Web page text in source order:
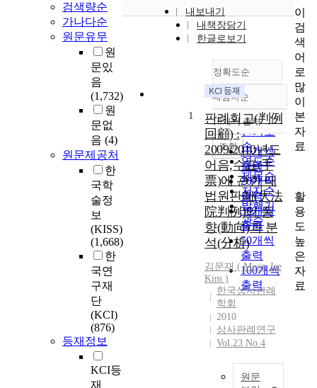
검색량순
가나다순
원문유무
원
문있
음
(1,732)
원
문없
음 (4)
원문제공처
한
국학
술정
보
(KISS)
(1,668)
한
국연
구재
단
(KCI)
(876)
등재정보
KCI등
재
내보내기
내책장담기
한글로보기
정확도순
정확도
순
인기도
순
연도순
제목순
저자순
발행기
관순
내림차순
내림차순
10개씩 출력
10개씩
출력
20개씩
출력
30개씩
출력
50개씩
출력
100개씩
출력
조회
1
판례회고(判例
回顧) :
2009/2010년도
어음,수표(手
票)에 관한 대
법원판례(大法
院判例)의 동
향(動向)과 분
석(分析)
김문재 ( Moon Jae
Kim )
한국상사판례
학회
2010
상사판례연구
Vol.23 No.4
원문
이
검
색
어
로
많
이
본
자
료
활
용
도
높
은
자
료